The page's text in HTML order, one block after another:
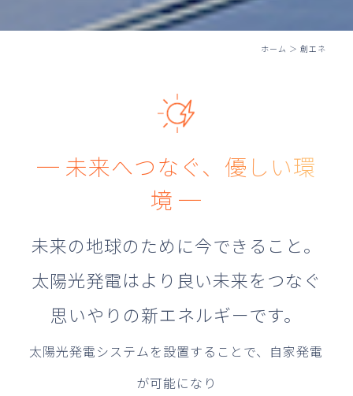
ホーム ＞創エネ
─ 未来へつなぐ、優しい環
境 ─
未来の地球のために今できること。
太陽光発電はより良い未来をつなぐ
思いやりの新エネルギーです。
太陽光発電システムを設置することで、自家発電
が可能になり